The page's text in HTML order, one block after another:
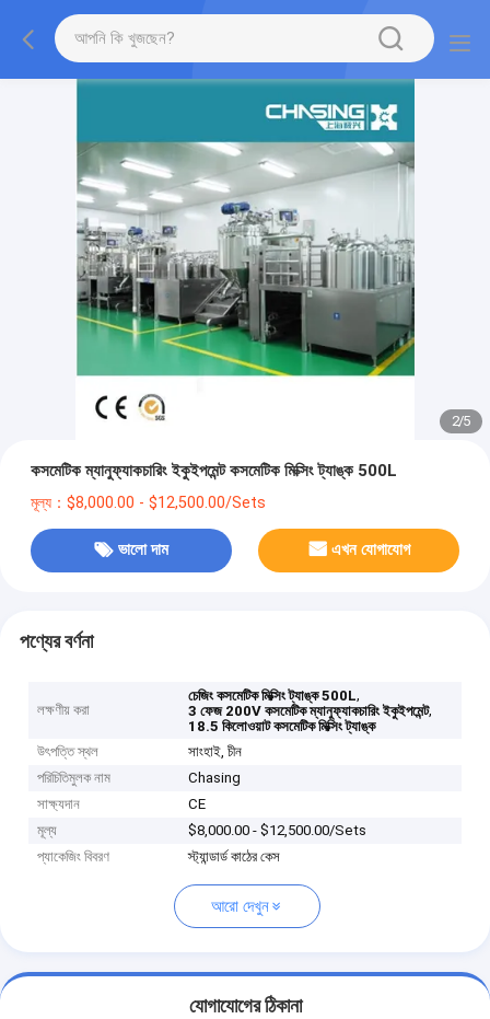
2/5
কসমেটিক ম্যানুফ্যাকচারিং ইকুইপমেন্ট কসমেটিক মিক্সিং ট্যাঙ্ক 500L
মূল্য：$8,000.00 - $12,500.00/Sets
ভালো দাম এখন যোগাযোগ
পণ্যের বর্ণনা
লক্ষণীয় করা
চেজিং কসমেটিক মিক্সিং ট্যাঙ্ক 500L,
3 ফেজ 200V কসমেটিক ম্যানুফ্যাকচারিং ইকুইপমেন্ট,
18.5 কিলোওয়াট কসমেটিক মিক্সিং ট্যাঙ্ক
উৎপত্তি স্থল
সাংহাই, চীন
পরিচিতিমুলক নাম
Chasing
সাক্ষ্যদান
CE
মূল্য
$8,000.00 - $12,500.00/Sets
প্যাকেজিং বিবরণ
স্ট্যান্ডার্ড কাঠের কেস
আরো দেখুন
যোগাযোগের ঠিকানা